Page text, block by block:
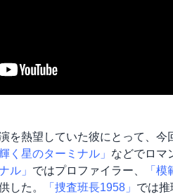
を熱望していた彼にとって、
輝く星のターミナル」 などでロマ
ル」 ではプロファイラー、 「模
した。
「捜査班長1958」 では